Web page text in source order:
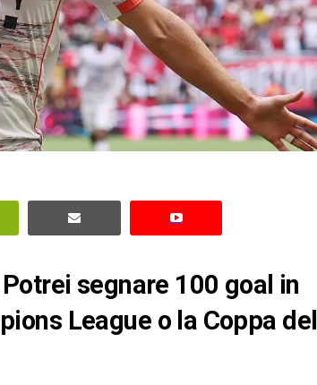
Potrei segnare 100 goal in
League o la Coppa del